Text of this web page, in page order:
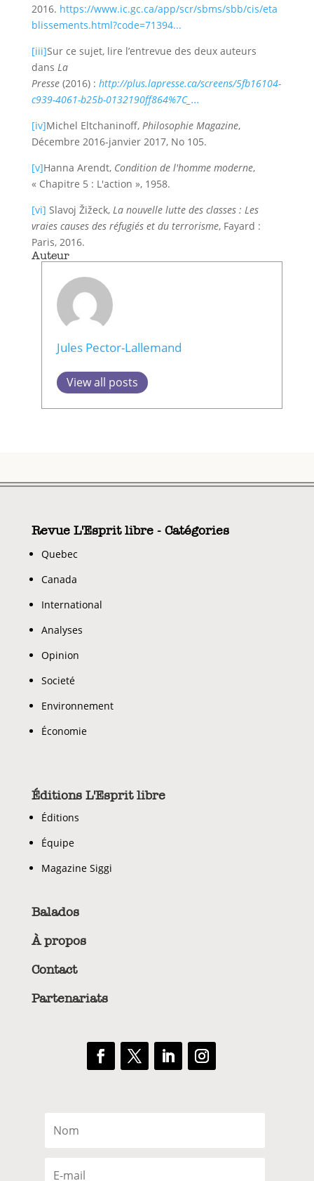
2016. https://www.ic.gc.ca/app/scr/sbms/sbb/cis/eta
blissements.html?code=71394...
[iii]Sur ce sujet, lire l’entrevue des deux auteurs
dans La
Presse (2016) : http://plus.lapresse.ca/screens/5fb16104-
c939-4061-b25b-0132190ff864%7C_...
[iv]Michel Eltchaninoff, Philosophie Magazine,
Décembre 2016-janvier 2017, No 105.
[v]Hanna Arendt, Condition de l'homme moderne,
« Chapitre 5 : L'action », 1958.
[vi] Slavoj Žižeck, La nouvelle lutte des classes : Les
vraies causes des réfugiés et du terrorisme, Fayard :
Paris, 2016.
Auteur
Jules Pector-Lallemand
View all posts
Revue L'Esprit libre - Catégories
Quebec
Canada
International
Analyses
Opinion
Societé
Environnement
Économie
Éditions L'Esprit libre
Éditions
Équipe
Magazine Siggi
Balados
À propos
Contact
Partenariats